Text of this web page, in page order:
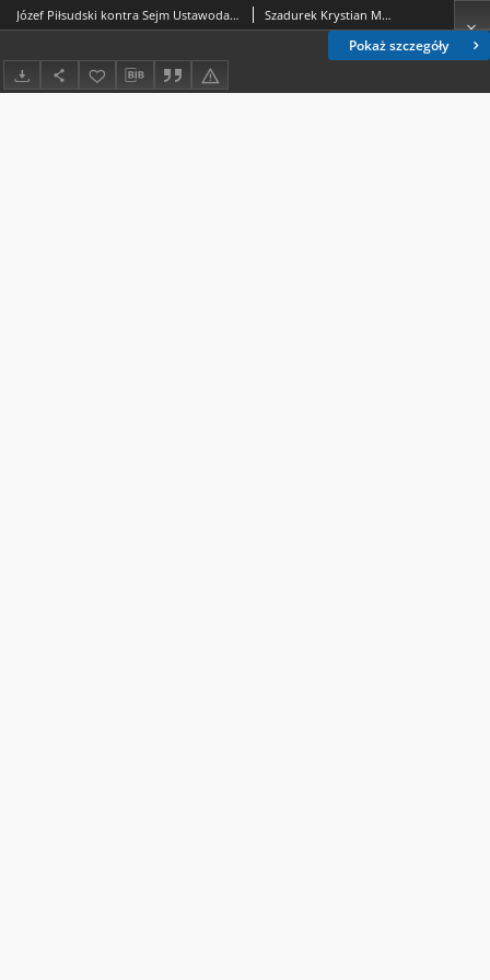
Pokaż szczegóły
Józef Piłsudski kontra Sejm Ustawodawczy Rzeczypospolitej Polskiej w 1922 r. Uwagi na temat książki Janusza Farysia pt. Funkcjonowanie demokracji parlamentarnej w Drugiej Rzeczypospolitej. Konflikty wokół przesilenia rządowego w 1922 roku Szadurek Krystian Maciej